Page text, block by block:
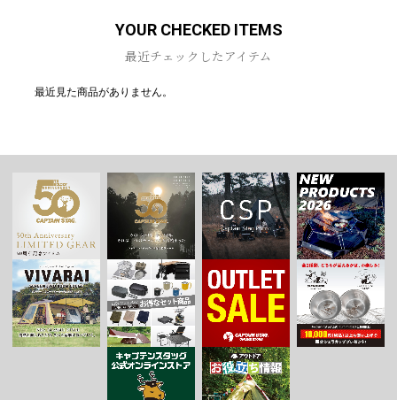
YOUR CHECKED ITEMS
最近チェックしたアイテム
最近見た商品がありません。